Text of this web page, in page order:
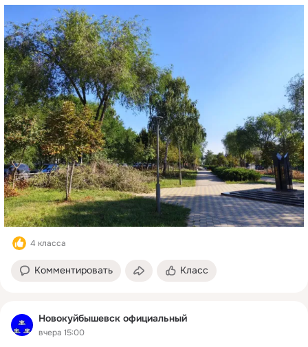
4 класса
Комментировать Класс
Новокуйбышевск официальный
вчера 15:00